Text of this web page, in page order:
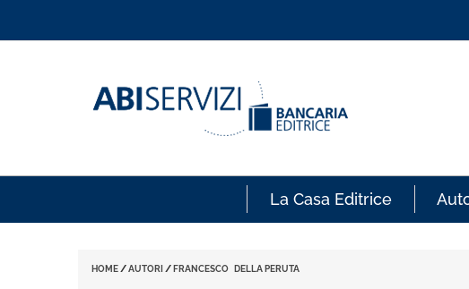
La Casa Editrice
HOME /AUTORI / FRANCESCO DELLA PERUTA